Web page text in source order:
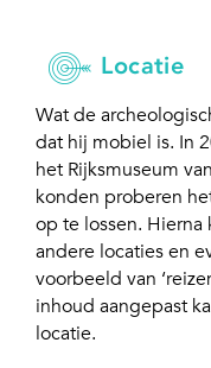
Locatie
Wat de
dat hij mobiel is. In
het Rijksmuseum
konden proberen
op te lossen. Hierna
andere locaties en
voorbeeld van
inhoud aangepast
locatie.